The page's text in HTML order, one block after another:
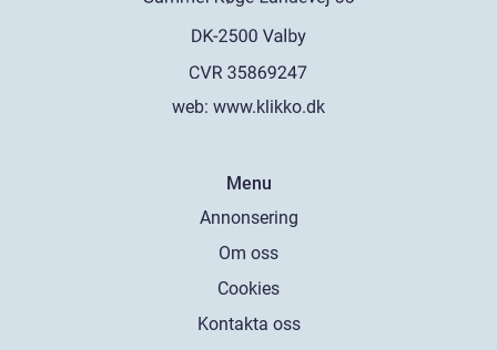
web: www.klikko.dk
Menu
Annonsering
Om oss
Cookies
Kontakta oss